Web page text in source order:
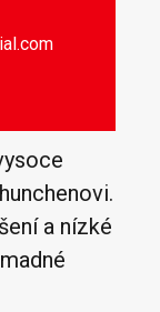
a nízké